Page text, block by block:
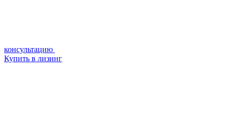
консультацию
Купить в лизинг